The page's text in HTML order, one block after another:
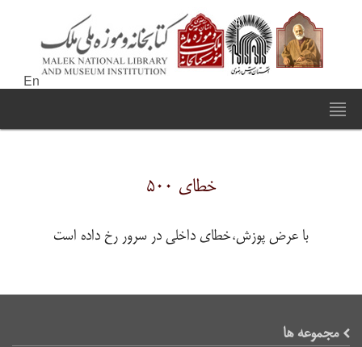
En
خطای ۵۰۰
با عرض پوزش،خطای داخلی در سرور رخ داده است
مجموعه ها